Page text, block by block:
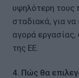
υψηλότερη τους
σταδιακά, για
αγορά
της ΕΕ.
4. Πώς θα